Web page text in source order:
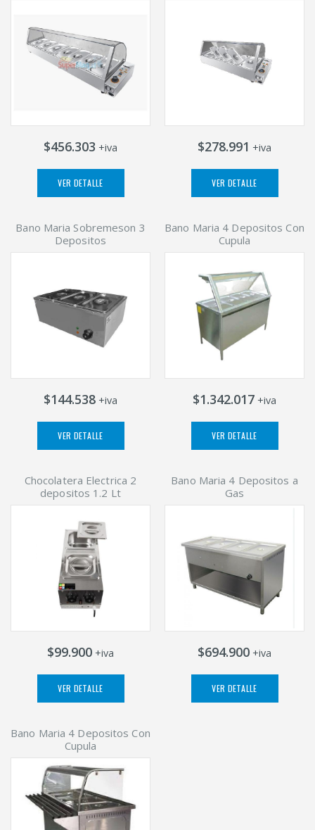
$456.303 +iva
VER DETALLE
$278.991 +iva
VER DETALLE
Bano Maria Sobremeson 3
Depositos
$144.538 +iva
VER DETALLE
Bano Maria 4 Depositos Con
Cupula
$1.342.017 +iva
VER DETALLE
Chocolatera Electrica 2
depositos 1.2 Lt
$99.900 +iva
VER DETALLE
Bano Maria 4 Depositos a
Gas
$694.900 +iva
VER DETALLE
Bano Maria 4 Depositos Con
Cupula